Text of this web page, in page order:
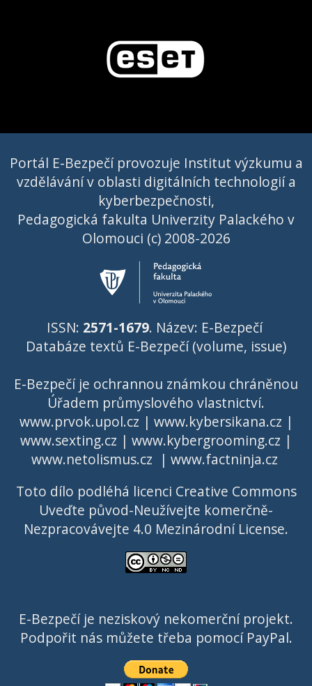
Portál E-Bezpečí provozuje Institut výzkumu a
vzdělávání v oblasti digitálních technologií a
kyberbezpečnosti,
Pedagogická fakulta Univerzity Palackého v
Olomouci (c) 2008-2026
ISSN: 2571-1679. Název: E-Bezpečí
Databáze textů E-Bezpečí (volume, issue)
E-Bezpečí je ochrannou známkou chráněnou
Úřadem průmyslového vlastnictví.
www.prvok.upol.cz | www.kybersikana.cz |
www.sexting.cz | www.kybergrooming.cz |
www.netolismus.cz | www.factninja.cz
Toto dílo podléhá licenci Creative Commons
Uveďte původ-Neužívejte komerčně-
Nezpracovávejte 4.0 Mezinárodní License.
E-Bezpečí je neziskový nekomerční projekt.
Podpořit nás můžete třeba pomocí PayPal.